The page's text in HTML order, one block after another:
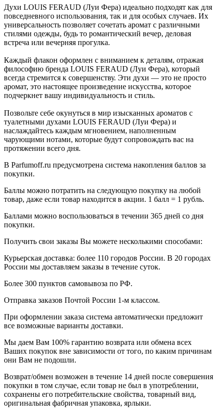
Духи LOUIS FERAUD (Луи Фера) идеально подходят как для
повседневного использования, так и для особых случаев. Их
универсальность позволяет сочетать аромат с различными
стилями одежды, будь то романтический вечер, деловая
встреча или вечерняя прогулка.
Каждый флакон оформлен с вниманием к деталям, отражая
философию бренда LOUIS FERAUD (Луи Фера), который
всегда стремится к совершенству. Эти духи — это не просто
аромат, это настоящее произведение искусства, которое
подчеркнет вашу индивидуальность и стиль.
Позвольте себе окунуться в мир изысканных ароматов с
туалетными духами LOUIS FERAUD (Луи Фера) и
наслаждайтесь каждым мгновением, наполненным
чарующими нотами, которые будут сопровождать вас на
протяжении всего дня.
В Parfumoff.ru предусмотрена система накопления баллов за
покупки.
Баллы можно потратить на следующую покупку на любой
товар, даже если товар находится в акции. 1 балл = 1 рубль.
Баллами можно воспользоваться в течении 365 дней со дня
покупки.
Получить свои заказы Вы можете несколькими способами:
Курьерская доставка: более 110 городов России. В 20 городах
России мы доставляем заказы в течение суток.
Более 300 пунктов самовывоза по РФ.
Отправка заказов Почтой России 1-м классом.
При оформлении заказа система автоматически предложит
все возможные варианты доставки.
Мы даем Вам 100% гарантию возврата или обмена всех
Ваших покупок вне зависимости от того, по каким причинам
они Вам не подошли.
Возврат/обмен возможен в течение 14 дней после совершения
покупки в том случае, если товар не был в употреблении,
сохранены его потребительские свойства, товарный вид,
оригинальная фабричная упаковка, ярлыки.